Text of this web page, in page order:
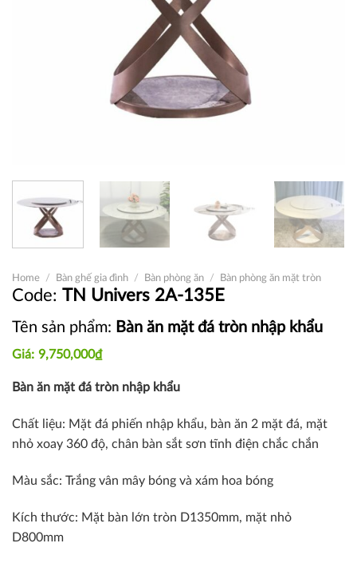
Home / Bàn ghế gia đình / Bàn phòng ăn / Bàn phòng ăn mặt tròn
TN Univers 2A-135E
Tên sản phẩm: Bàn ăn mặt đá tròn nhập khẩu
9,750,000₫
Bàn ăn mặt đá tròn nhập khẩu
Chất liệu: Mặt đá phiến nhập khẩu, bàn ăn 2 mặt đá, mặt
nhỏ xoay 360 độ, chân bàn sắt sơn tĩnh điện chắc chắn
Màu sắc: Trắng vân mây bóng và xám hoa bóng
Kích thước: Mặt bàn lớn tròn D1350mm, mặt nhỏ
D800mm